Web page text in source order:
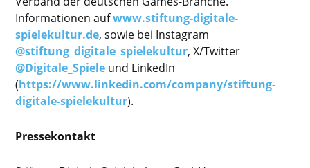
Informationen aufwww.stiftung-digitale-
spielekultur.de, sowie bei Instagram
@stiftung_digitale_spielekultur, X/Twitter
@Digitale_Spiele und LinkedIn
(https://www.linkedin.com/company/stiftung-
digitale-spielekultur).
Pressekontakt